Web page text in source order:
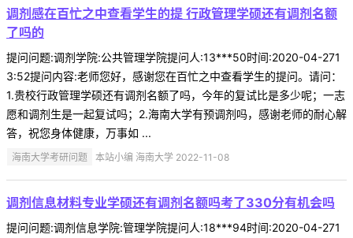
调剂感在百忙之中查看学生的提 行政管理学硕还有调剂名额
了吗的
提问问题:调剂学院:公共管理学院提问人:13***50时间:2020-04-271
3:52提问内容:老师您好，感谢您在百忙之中查看学生的提问。请问：
1.贵校行政管理学硕还有调剂名额了吗，今年的复试比是多少呢；一志
愿和调剂生是一起复试吗；2.海南大学有预调剂吗，感谢老师的耐心解
答，祝您身体健康，万事如 ...
海南大学考研问题 本站小编 海南大学 2022-11-08
调剂信息材料专业学硕还有调剂名额吗考了330分有机会吗
提问问题:调剂信息学院:管理学院提问人:18***94时间:2020-04-271